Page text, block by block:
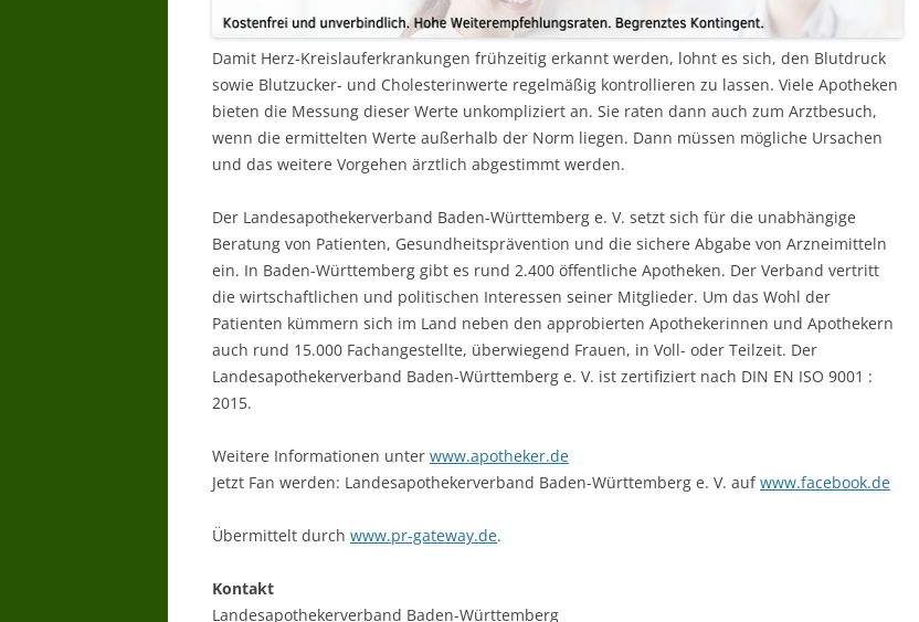
Damit Herz-Kreislauferkrankungen frühzeitig erkannt werden, lohnt es sich, den Blutdruck
sowie Blutzucker- und Cholesterinwerte regelmäßig kontrollieren zu lassen. Viele Apotheken
bieten die Messung dieser Werte unkompliziert an. Sie raten dann auch zum Arztbesuch,
wenn die ermittelten Werte außerhalb der Norm liegen. Dann müssen mögliche Ursachen
und das weitere Vorgehen ärztlich abgestimmt werden.
Der Landesapothekerverband Baden-Württemberg e. V. setzt sich für die unabhängige
Beratung von Patienten, Gesundheitsprävention und die sichere Abgabe von Arzneimitteln
ein. In Baden-Württemberg gibt es rund 2.400 öffentliche Apotheken. Der Verband vertritt
die wirtschaftlichen und politischen Interessen seiner Mitglieder. Um das Wohl der
Patienten kümmern sich im Land neben den approbierten Apothekerinnen und Apothekern
auch rund 15.000 Fachangestellte, überwiegend Frauen, in Voll- oder Teilzeit. Der
Landesapothekerverband Baden-Württemberg e. V. ist zertifiziert nach DIN EN ISO 9001 :
2015.
Weitere Informationen unter www.apotheker.de
Jetzt Fan werden: Landesapothekerverband Baden-Württemberg e. V. aufwww.facebook.de
Übermittelt durch www.pr-gateway.de.
Kontakt
Landesapothekerverband Baden-Württemberg